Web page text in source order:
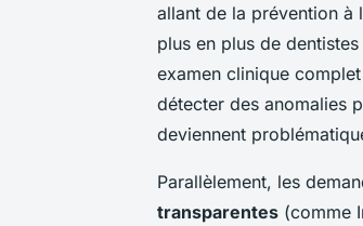
allant de la prévention à
plus en plus de
examen clinique
détecter des anomalies
deviennent
Parallèlement, les
transparentes (comme